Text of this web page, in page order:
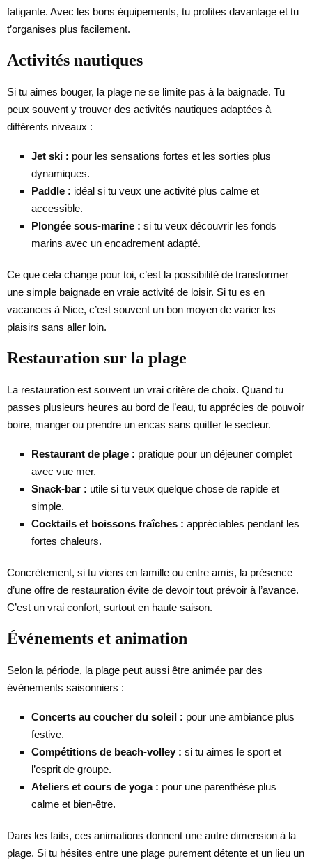
fatigante. Avec les bons équipements, tu profites davantage et tu
t’organises plus facilement.
Activités nautiques
Si tu aimes bouger, la plage ne se limite pas à la baignade. Tu
peux souvent y trouver des activités nautiques adaptées à
différents niveaux :
Jet ski : pour les sensations fortes et les sorties plus
dynamiques.
Paddle : idéal si tu veux une activité plus calme et
accessible.
Plongée sous-marine : si tu veux découvrir les fonds
marins avec un encadrement adapté.
Ce que cela change pour toi, c’est la possibilité de transformer
une simple baignade en vraie activité de loisir. Si tu es en
vacances à Nice, c’est souvent un bon moyen de varier les
plaisirs sans aller loin.
Restauration sur la plage
La restauration est souvent un vrai critère de choix. Quand tu
passes plusieurs heures au bord de l’eau, tu apprécies de pouvoir
boire, manger ou prendre un encas sans quitter le secteur.
Restaurant de plage : pratique pour un déjeuner complet
avec vue mer.
Snack-bar : utile si tu veux quelque chose de rapide et
simple.
Cocktails et boissons fraîches : appréciables pendant les
fortes chaleurs.
Concrètement, si tu viens en famille ou entre amis, la présence
d’une offre de restauration évite de devoir tout prévoir à l’avance.
C’est un vrai confort, surtout en haute saison.
Événements et animation
Selon la période, la plage peut aussi être animée par des
événements saisonniers :
Concerts au coucher du soleil : pour une ambiance plus
festive.
Compétitions de beach-volley : si tu aimes le sport et
l’esprit de groupe.
Ateliers et cours de yoga : pour une parenthèse plus
calme et bien-être.
Dans les faits, ces animations donnent une autre dimension à la
plage. Si tu hésites entre une plage purement détente et un lieu un